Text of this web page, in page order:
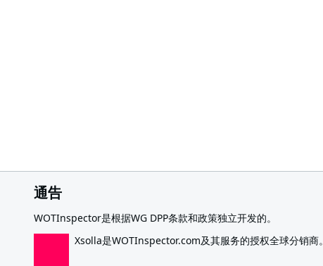
通告
WOTInspector是根据WG DPP条款和政策独立开发的。
Xsolla是WOTInspector.com及其服务的授权全球分销商。